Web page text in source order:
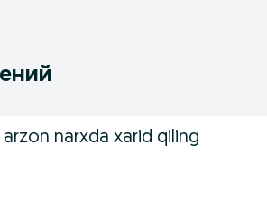
narxda xarid qiling